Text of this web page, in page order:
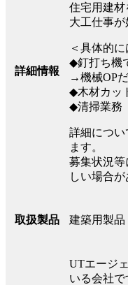
詳細情報
住宅用建材
大工仕事
＜具体的
◆釘打ち機
→機械OP
◆木材カッ
◆清掃業務
詳細につい
ます。
募集状況
しい場合が
取扱製品 建築用製品
UTエージ
いる会社で